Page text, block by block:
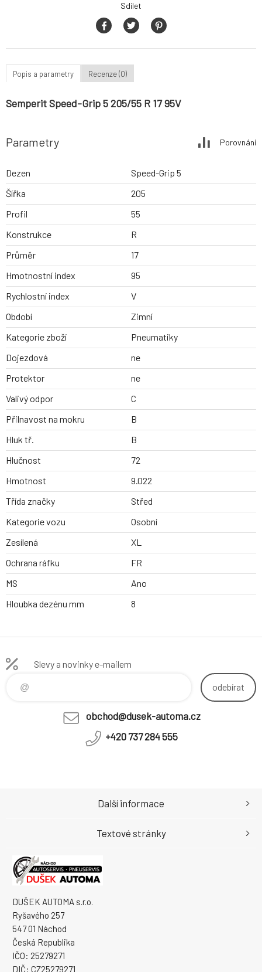
Sdílet
Popis a parametry Recenze (0)
Semperit Speed-Grip 5 205/55 R 17 95V
Parametry Porovnání
Dezen
Speed-Grip 5
Šířka
205
Profil
55
Konstrukce
R
Průměr
17
Hmotnostní index
95
Rychlostní index
V
Období
Zimní
Kategorie zboží
Pneumatiky
Dojezdová
ne
Protektor
ne
Valivý odpor
C
Přilnavost na mokru
B
Hluk tř.
B
Hlučnost
72
Hmotnost
9.022
Třída značky
Střed
Kategorie vozu
Osobní
Zesílená
XL
Ochrana ráfku
FR
MS
Ano
Hloubka dezénu mm
8
Slevy a novinky e-mailem
odebírat
obchod@dusek-automa.cz
+420 737 284 555
DUŠEK AUTOMA s.r.o.
Ryšavého 257
547 01 Náchod
Česká Republika
IČO: 25279271
DIČ: CZ25279271
Další informace
Textové stránky